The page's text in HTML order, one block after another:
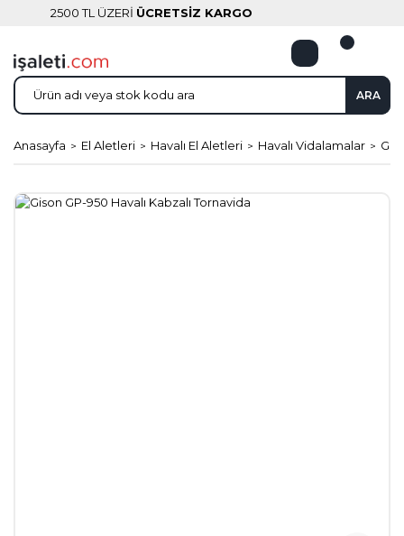
2500 TL ÜZERİ ÜCRETSİZ KARGO
ARA
Anasayfa El Aletleri Havalı El Aletleri Havalı Vidalamalar